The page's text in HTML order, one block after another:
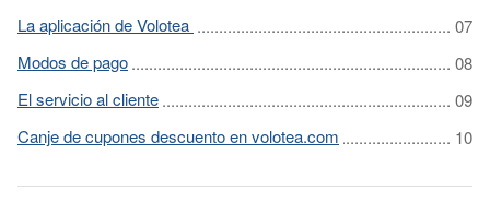
La aplicación de Volotea
Modos de pago
El servicio al cliente
Canje de cupones descuento en volotea.com